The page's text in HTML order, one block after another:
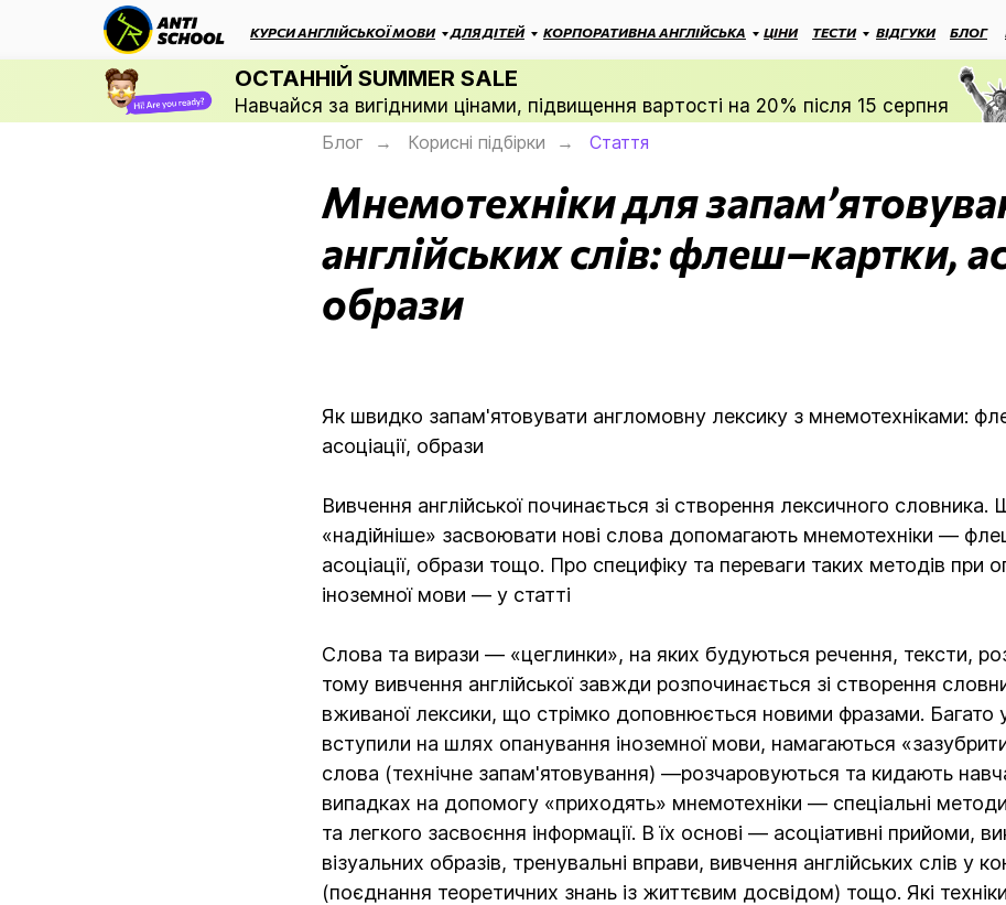
ДЛЯ ДІТЕЙ
КУРСИ АНГЛІЙСЬКОЇ МОВИ КОРПОРАТИВНА АНГЛІЙСЬКА ЦІНИ ВІДГУКИ БЛОГ
ТЕСТИ
ОСТАННІЙ SUMMER SALE
Навчайся за вигідними цінами, підвищення вартості на 20% після 15 серпня
Блог → Корисні підбірки → Стаття
Мнемотехніки для
англійських слів: флеш–картки,
образи
Як швидко запам'ятовувати англомовну лексику з мнемотехніками:
асоціації, образи
Вивчення англійської починається зі створення лексичного
«надійніше» засвоювати нові слова допомагають мнемотехніки —
асоціації, образи тощо. Про специфіку та переваги таких методів при
іноземної мови — у статті
Слова та вирази — «цеглинки», на яких будуються речення, тексти,
тому вивчення англійської завжди розпочинається зі створення
вживаної лексики, що стрімко доповнюється новими фразами. Багато
вступили на шлях опанування іноземної мови, намагаються
слова (технічне запам'ятовування) —розчаровуються та кидають
випадках на допомогу «приходять» мнемотехніки — спеціальні
та легкого засвоєння інформації. В їх основі — асоціативні прийоми,
візуальних образів, тренувальні вправи, вивчення англійських слів у
(поєднання теоретичних знань із життєвим досвідом) тощо. Які техніки